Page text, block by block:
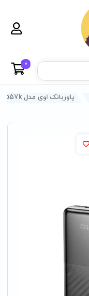
0
پاوربانک اوی مدل p57k ظرفیت 20000میلی امپر ساعت